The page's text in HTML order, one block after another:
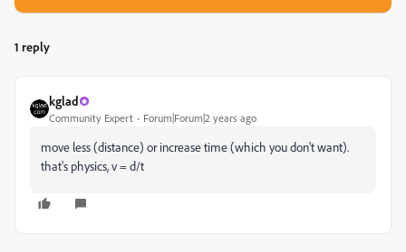
1 reply
kglad
Community Expert Forum|Forum|2 years ago
move less (distance) or increase time (which you don't want).
that's physics, v = d/t